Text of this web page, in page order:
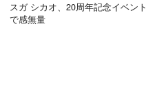
スガ シカオ、20周年記念イベント
で感無量